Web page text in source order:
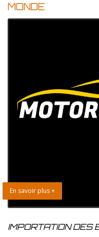
MONDE
En savoir plus +
IMPORTATION DES